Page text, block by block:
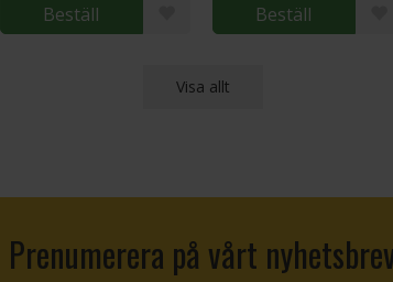
Beställ Beställ
Visa allt
Prenumerera på vårt